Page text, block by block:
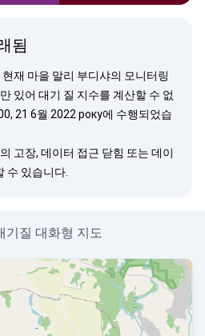
됨
재 마을 말리 부디샤의 모니터링
있어 대기 질 지수를 계산할 수 없
21 6월 2022 року에 수행되었습
고장, 데이터 접근 닫힘 또는 데이
수 있습니다.
기질 대화형 지도